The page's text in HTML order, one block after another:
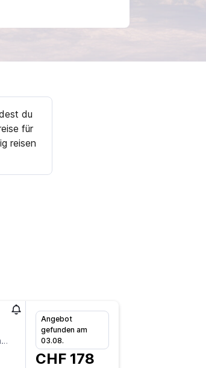
du
für
reisen
Angebot
gefunden am
03.08.
CHF 178